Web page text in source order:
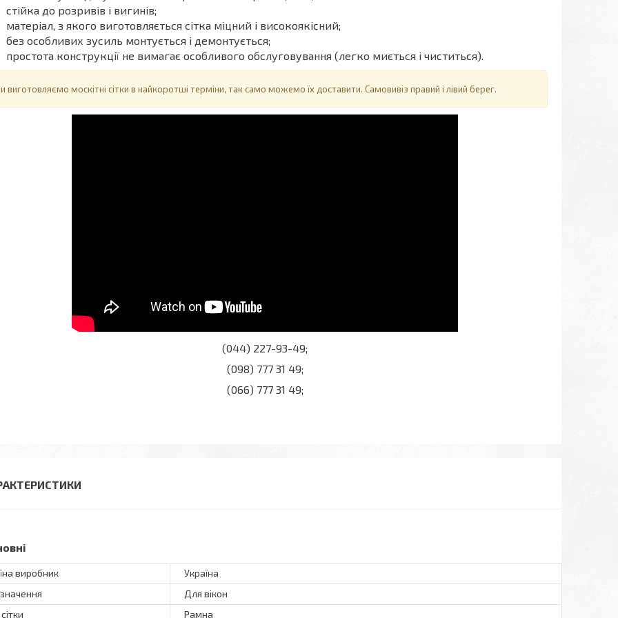
стійка до розривів і вигинів;
матеріал, з якого виготовляється сітка міцний і високоякісний;
без особливих зусиль монтується і демонтується;
простота конструкції не вимагає особливого обслуговування (легко миється і чиститься).
виготовляємо москітні сітки в найкоротші терміни, так само можемо їх доставити. Самовивіз правий і лівий берег.
(044) 227-93-49;
(098) 777 31 49;
(066) 777 31 49;
виробник
Україна
Для вікон
Рамна